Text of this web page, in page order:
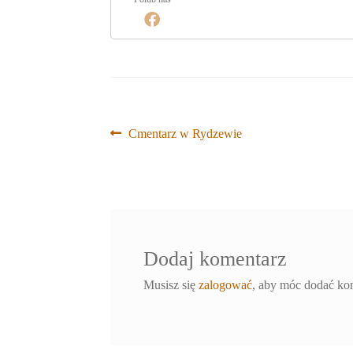
Nawigacja
Poprzedni
Cmentarz w Rydzewie
Dodaj komentarz
Musisz się zalogować, aby móc dodać